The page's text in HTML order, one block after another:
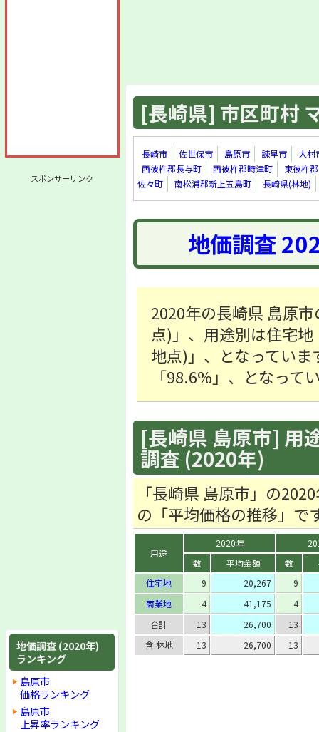
スポンサーリンク
地価調査 (2020年)
ランキング
島原市
価格ランキング
島原市
上昇率ランキング
[長崎県] 市区町村
長崎市 佐世保市 島原市 諫早市
大村
西彼杵郡長与町
西彼杵郡時津町
東彼杵
佐々町
南松浦郡新上五島町 長崎県(林地)
地価調査
2020年の長崎県 島原
点)」、用途別は住宅
地点)」、となってい
「98.6%」、となって
[長崎県 島原市] 用
調査 (2020年)
「長崎県 島原市」の
の「平均価格の推移」で
用途
2020年
数
平均金額 数
住宅地
9 20,267
9
商業地
4 41,175
4
合計
13 26,700
13
含:林地
13 26,700 13